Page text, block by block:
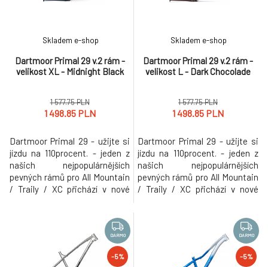
Dartmoor Primal 29 v.2 rám -
velikost XL - Midnight Black
Skladem e-shop
1 577.75 PLN
1 498.85 PLN
Dartmoor Primal 29 - užijte si
jízdu na 110procent. - jeden z
našich nejpopulárnějších
pevných rámů pro All Mountain
/ Traily / XC přichází v nové
lepší zážitek z jízdy.
Devětadvacítková verze v
upravené agresivnější
geometrii je ideální pro ty, kdo
Dartmoor Primal 29 v.2 rám -
velikost L - Dark Chocolade
Skladem e-shop
1 577.75 PLN
1 498.85 PLN
Dartmoor Primal 29 - užijte si
jízdu na 110procent. - jeden z
našich nejpopulárnějších
pevných rámů pro All Mountain
/ Traily / XC přichází v nové
lepší zážitek z jízdy.
Devětadvacítková verze v
upravené agresivnější
geometrii je ideální pro ty, kdo
DARMO
-5%
DARMO
-5%